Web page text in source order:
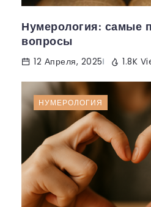
Нумерология: самые
вопросы
12 Апреля, 2025 1.8K
НУМЕРОЛОГИЯ